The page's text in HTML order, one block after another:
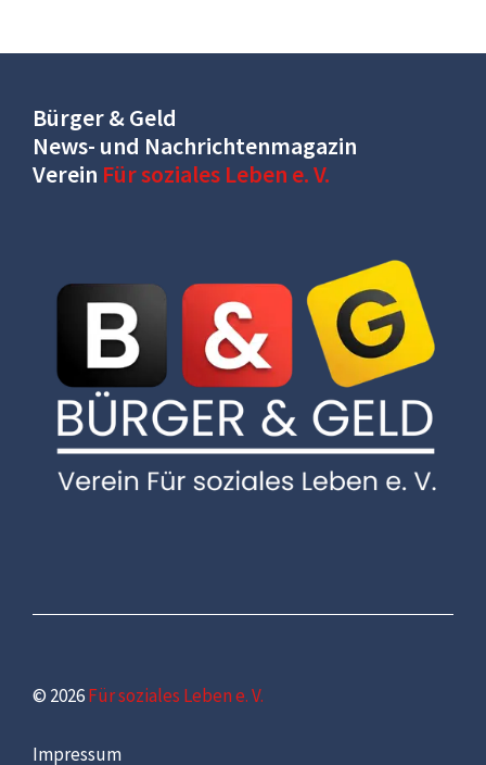
Bürger & Geld
News- und Nachrichtenmagazin
Verein Für soziales Leben e. V.
© 2026Für soziales Leben e. V.
Impressum